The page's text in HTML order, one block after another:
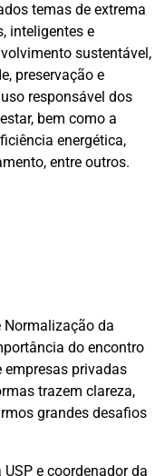
temas de extrema
inteligentes e
sustentável,
preservação e
responsável dos
bem como a
energética,
entre outros.
Normalização da
do encontro
empresas privadas
trazem clareza,
grandes desafios
e coordenador da